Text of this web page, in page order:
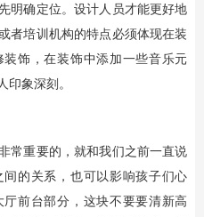
明确定位。设计人员才能更好地
者培训机构的特点必须体现在装
饰，在装饰中添加一些音乐元
象深刻。
常重要的，就和我们之前一直说
的关系，也可以影响孩子们心
前台部分，这块不要要清新高